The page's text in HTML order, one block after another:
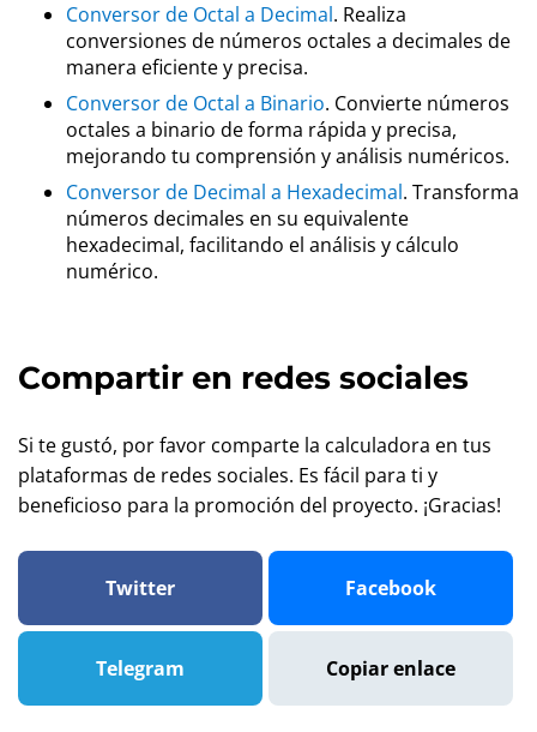
Conversor de Octal a Decimal. Realiza
conversiones de números octales a decimales de
manera eficiente y precisa.
Conversor de Octal a Binario. Convierte números
octales a binario de forma rápida y precisa,
mejorando tu comprensión y análisis numéricos.
Conversor de Decimal a Hexadecimal. Transforma
números decimales en su equivalente
hexadecimal, facilitando el análisis y cálculo
numérico.
Compartir en redes sociales
Si te gustó, por favor comparte la calculadora en tus
plataformas de redes sociales. Es fácil para ti y
beneficioso para la promoción del proyecto. ¡Gracias!
Twitter Facebook
Telegram Copiar enlace